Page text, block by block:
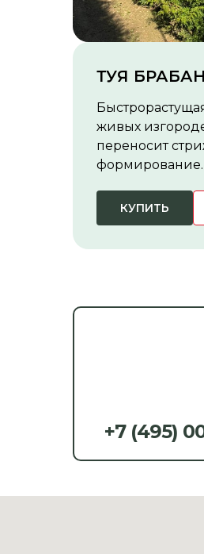
ТУЯ
живых
переносит
формирование.
КУПИТЬ
+7 (495)